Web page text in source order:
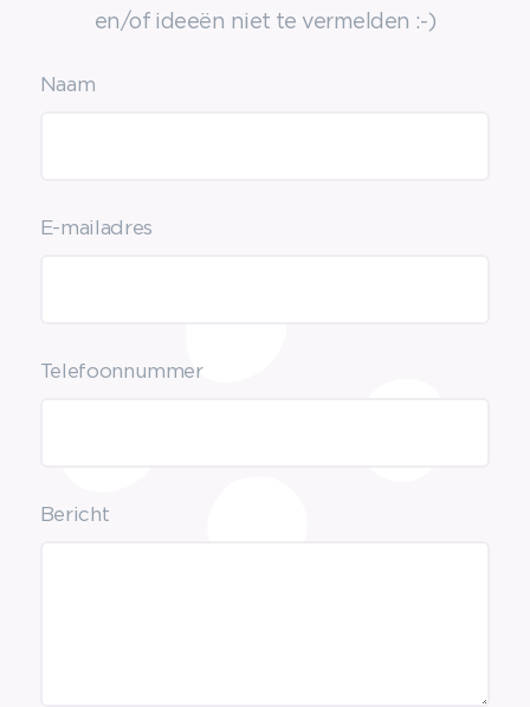
en/of ideeën niet te vermelden :-)
Naam
E-mailadres
Telefoonnummer
Bericht